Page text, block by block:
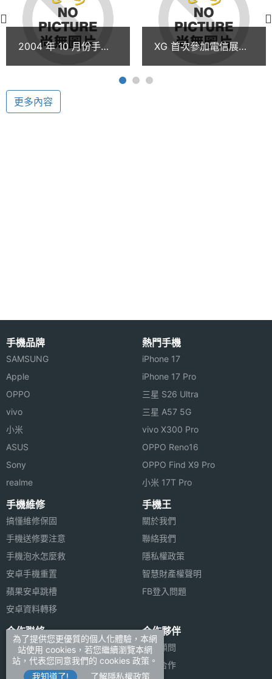
鈴聲種
類
MIDI
顯示螢幕
色彩
2004 年 10 月份手機
XG 首次參加電信展
更多內容
手機品牌
SAMSUNG
Apple
OPPO
vivo
小米
ASUS
Sony
realme
熱門手機
iPhone 17
iPhone 17 Pro
三星 S26 Ultra
三星 A57 5G
vivo X300 Pro
OPPO Reno16
OPPO Find X9 Pro
小米 17T Pro
手機維修
搞懂維修保固
手機送修要注意
手機泡水怎麼救
安卓手機重置
蘋果安卓跳槽
安卓資料轉移
手機王
關於我們
聯絡我們
隱私權政策
智慧財產權聲明
FB登入問題
合作聯絡
廣告刊登
加入商店報價
合作夥伴
法律顧問
媒體合作
為了提供您更優質的個人化體驗，本網
站使用 cookies，若您繼續瀏覽本網
站，代表您同意我們的 cookies 政策。
我知道了!
了解隱私權政策